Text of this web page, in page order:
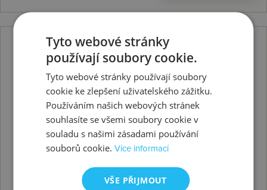
Tyto webové stránky
používají soubory cookie.
Tyto webové stránky používají soubory
cookie ke zlepšení uživatelského zážitku.
Používáním našich webových stránek
souhlasíte se všemi soubory cookie v
souladu s našimi zásadami používání
souborů cookie.Více informací
VŠE PŘIJMOUT